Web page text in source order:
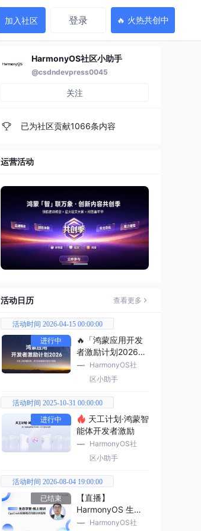
加入社区 登录 🔥 火热共创中
HarmonyOS社区小助手
@csdndevpress0045
关注
已为社区贡献1066条内容
运营活动
活动日历 查看更多
活动时间 2026-04-15 00:00:00
进行中
🔥「鸿蒙应用开发
者激励计划2026」
已开启HarmonyOS社
区小助手
活动时间 2025-10-31 00:00:00
进行中
能体开发者激励
HarmonyOS社
区小助手
活动时间 2026-08-04 19:00:00
已结束
【直播】
HarmonyOS 生态
学堂·线上培训
HarmonyOS社